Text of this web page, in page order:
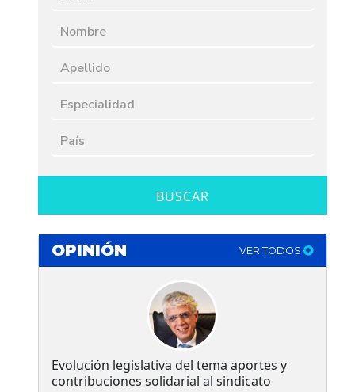
BUSCAR
OPINIÓN VER TODOS
Evolución legislativa del tema aportes y
contribuciones solidarial al sindicato